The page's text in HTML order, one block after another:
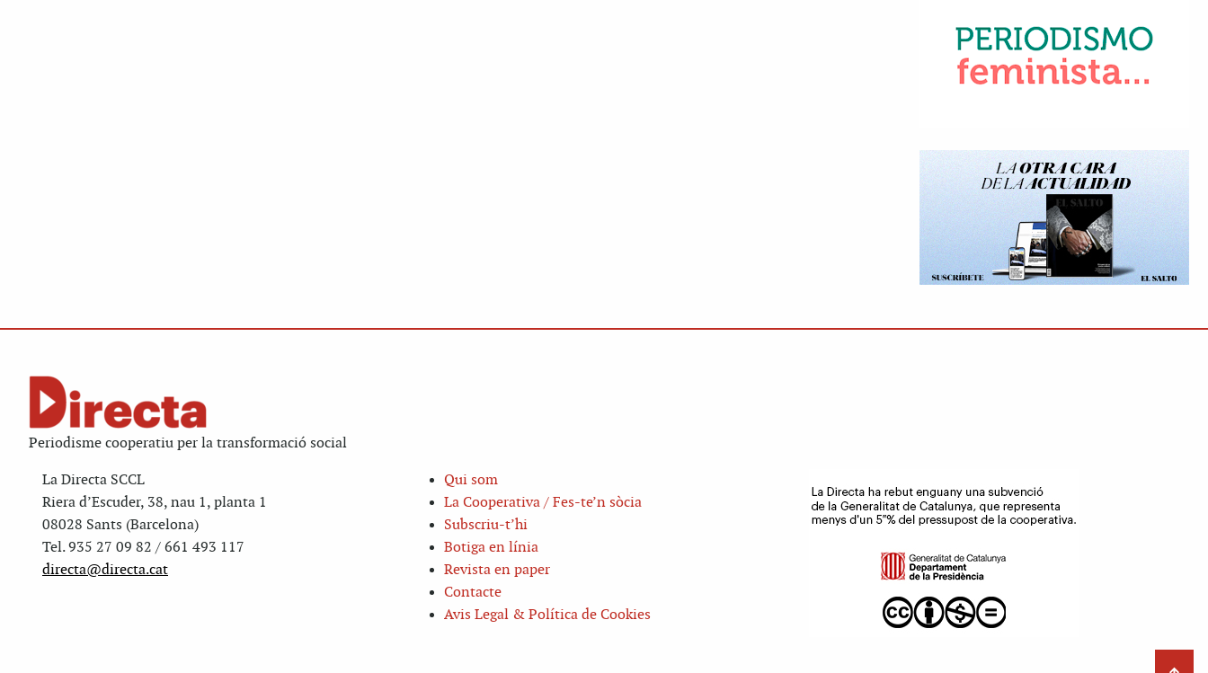
Periodisme cooperatiu per la transformació social
La Directa SCCL
Riera d’Escuder, 38, nau 1, planta 1
08028 Sants (Barcelona)
Tel. 935 27 09 82 / 661 493 117
directa@directa.cat
Qui som
La Cooperativa / Fes-te’n sòcia
Subscriu-t’hi
Botiga en línia
Revista en paper
Contacte
Avis Legal & Política de Cookies